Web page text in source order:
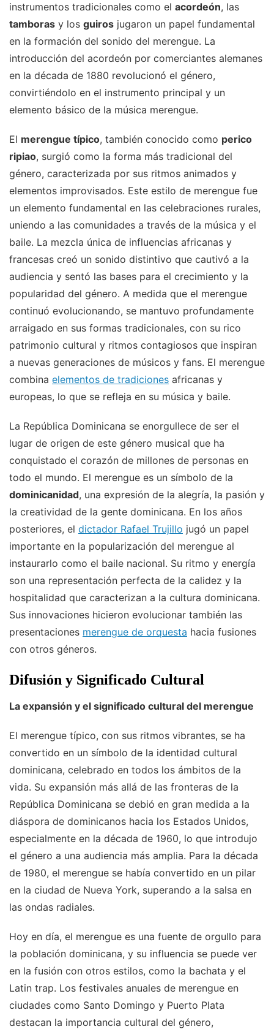
instrumentos tradicionales como el acordeón, las
tamboras y los guiros jugaron un papel fundamental
en la formación del sonido del merengue. La
introducción del acordeón por comerciantes alemanes
en la década de 1880 revolucionó el género,
convirtiéndolo en el instrumento principal y un
elemento básico de la música merengue.
El merengue típico, también conocido como perico
ripiao, surgió como la forma más tradicional del
género, caracterizada por sus ritmos animados y
elementos improvisados. Este estilo de merengue fue
un elemento fundamental en las celebraciones rurales,
uniendo a las comunidades a través de la música y el
baile. La mezcla única de influencias africanas y
francesas creó un sonido distintivo que cautivó a la
audiencia y sentó las bases para el crecimiento y la
popularidad del género. A medida que el merengue
continuó evolucionando, se mantuvo profundamente
arraigado en sus formas tradicionales, con su rico
patrimonio cultural y ritmos contagiosos que inspiran
a nuevas generaciones de músicos y fans. El merengue
combina elementos de tradiciones africanas y
europeas, lo que se refleja en su música y baile.
La República Dominicana se enorgullece de ser el
lugar de origen de este género musical que ha
conquistado el corazón de millones de personas en
todo el mundo. El merengue es un símbolo de la
dominicanidad, una expresión de la alegría, la pasión y
la creatividad de la gente dominicana. En los años
posteriores, el dictador Rafael Trujillo jugó un papel
importante en la popularización del merengue al
instaurarlo como el baile nacional. Su ritmo y energía
son una representación perfecta de la calidez y la
hospitalidad que caracterizan a la cultura dominicana.
Sus innovaciones hicieron evolucionar también las
presentaciones merengue de orquesta hacia fusiones
con otros géneros.
Difusión y Significado Cultural
La expansión y el significado cultural del merengue
El merengue típico, con sus ritmos vibrantes, se ha
convertido en un símbolo de la identidad cultural
dominicana, celebrado en todos los ámbitos de la
vida. Su expansión más allá de las fronteras de la
República Dominicana se debió en gran medida a la
diáspora de dominicanos hacia los Estados Unidos,
especialmente en la década de 1960, lo que introdujo
el género a una audiencia más amplia. Para la década
de 1980, el merengue se había convertido en un pilar
en la ciudad de Nueva York, superando a la salsa en
las ondas radiales.
Hoy en día, el merengue es una fuente de orgullo para
la población dominicana, y su influencia se puede ver
en la fusión con otros estilos, como la bachata y el
Latin trap. Los festivales anuales de merengue en
ciudades como Santo Domingo y Puerto Plata
destacan la importancia cultural del género,